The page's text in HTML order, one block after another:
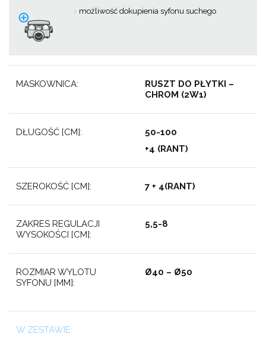
> możliwość dokupienia syfonu suchego
MASKOWNICA:
RUSZT DO PŁYTKI –
CHROM (2W1)
DŁUGOŚĆ [CM]:
50-100
+4 (RANT)
SZEROKOŚĆ [CM]: 7 + 4(RANT)
ZAKRES REGULACJI
WYSOKOŚCI [CM]:
5,5-8
ROZMIAR WYLOTU
SYFONU [MM]:
Ø40 – Ø50
W ZESTAWIE: